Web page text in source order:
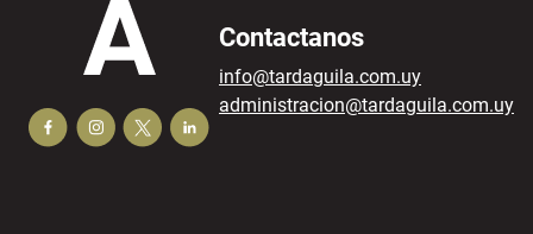
Contactanos
info@tardaguila.com.uy
administracion@tardaguila.com.uy